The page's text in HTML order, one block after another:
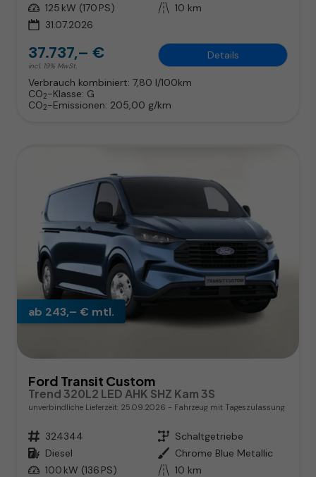
Leistung 125 kW (170 PS) Kilometerstand 10 km
31.07.2026
37.737,– €
incl. 19% MwSt.
Details
Verbrauch kombiniert: 7,80 l/100km
CO2-Klasse: G
CO2-Emissionen: 205,00 g/km
ab 243,– € mtl.
Ford Transit Custom
Trend 320L2 LED AHK SHZ Kam 3S
unverbindliche Lieferzeit: 25.09.2026 Fahrzeug mit Tageszulassung
Fahrzeugnr. 324344 Getriebe Schaltgetriebe
Kraftstoff Diesel Außenfarbe Chrome Blue Metallic
Leistung 100 kW (136 PS) Kilometerstand 10 km